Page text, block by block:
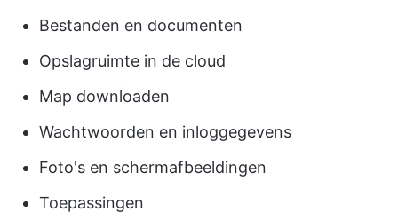
Bestanden en documenten
Opslagruimte in de cloud
Map downloaden
Wachtwoorden en inloggegevens
Foto's en schermafbeeldingen
Toepassingen